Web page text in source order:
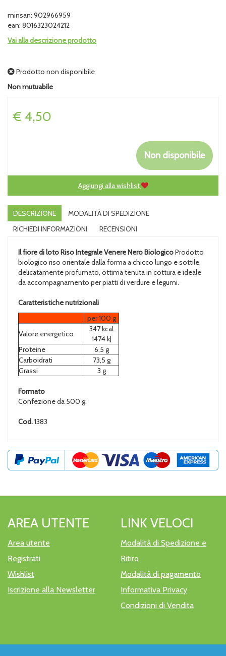
minsan: 902966959
ean: 8016323024212
Vai alla descrizione prodotto
Prodotto non disponibile
Non mutuabile
Prezzo
€ 4,50
Non disponibile
Aggiungi alla wishlist
DESCRIZIONE
MODALITÀ DI SPEDIZIONE
RICHIEDI INFORMAZIONI
RECENSIONI
Il fiore di loto Riso Integrale Venere Nero BiologicoProdotto
biologico riso orientale dalla forma a chicco lungo e sottile,
delicatamente profumato, ottima tenuta in cottura e ideale
da accompagnamento per piatti di verdure e legumi.
Caratteristiche nutrizionali
per 100 g
Valore energetico
347 kcal
1474 kJ
Proteine
6,5 g
Carboidrati
73,5 g
Grassi
3 g
Formato
Confezione da 500 g.
Cod.1383
AREA UTENTE
Area utente
Registrati
Wishlist
Iscrizione alla Newsletter
LINK VELOCI
Modalità di Spedizione e
Ritiro
Modalità di pagamento
Informativa Privacy
Condizioni di Vendita